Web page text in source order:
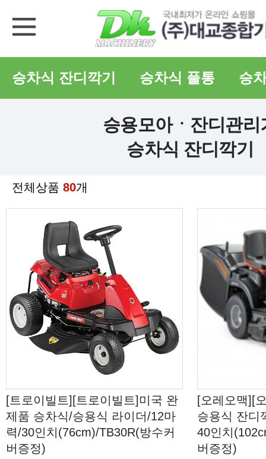
승차식 잔디깍기 승차식 풀통 승
승용모아ㆍ잔디관리
승차식 잔디깍기
전체상품 80개
[트로이빌트][트로이빌트]미국 완
제품 승차식/승용식 라이더/12마
력/30인치(76cm)/TB30R(방수커
버증정)
[오레오맥][
승용식 잔디
40인치
버증정)